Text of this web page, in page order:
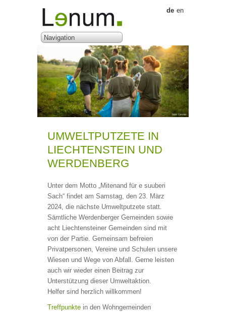
de en
UMWELTPUTZETE IN
LIECHTENSTEIN UND
WERDENBERG
Unter dem Motto „Mitenand für e suuberi
Sach“ findet am Samstag, den 23. März
2024, die nächste Umweltputzete statt.
Sämtliche Werdenberger Gemeinden sowie
acht Liechtensteiner Gemeinden sind mit
von der Partie. Gemeinsam befreien
Privatpersonen, Vereine und Schulen unsere
Wiesen und Wege von Abfall. Gerne leisten
auch wir wieder einen Beitrag zur
Unterstützung dieser Umweltaktion.
Helfer sind herzlich willkommen!
Treffpunkte in den Wohngemeinden